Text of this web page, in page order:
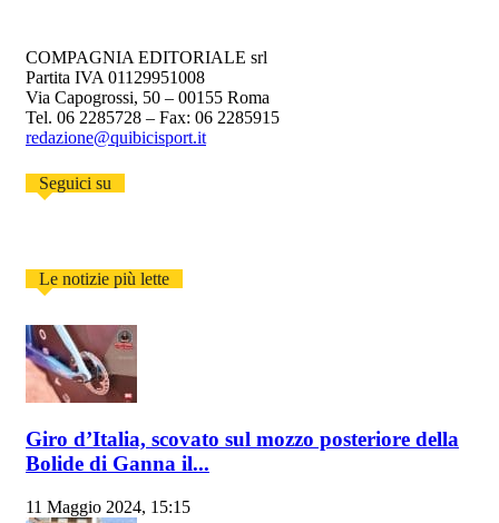
COMPAGNIA EDITORIALE srl
Partita IVA 01129951008
Via Capogrossi, 50 – 00155 Roma
Tel. 06 2285728 – Fax: 06 2285915
redazione@quibicisport.it
Seguici su
Le notizie più lette
Giro d’Italia, scovato sul mozzo posteriore della
Bolide di Ganna il...
11 Maggio 2024, 15:15